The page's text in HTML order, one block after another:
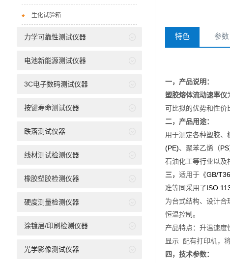
特色 参数
一，产品说明：
塑胶熔体流动速率仪
可比拟的优势和性价
二，产品用途：
用于测定各种塑胶、
(PE)、聚苯乙烯（PS
石油化工等行业以及
三， 适用于《GB/
准等同采用了 ISO
为台式结构、设计合
恒温控制。
产品特点：升温速度
显示
配有打印机，
四，技术参数：
生化试验箱
力学可靠性测试仪器
电池新能源测试仪器
3C电子数码测试仪器
按键寿命测试仪器
跌落测试仪器
线材测试检测仪器
橡胶塑胶检测仪器
硬度测量检测仪器
涂镀层/印刷检测仪器
光学影像测试仪器